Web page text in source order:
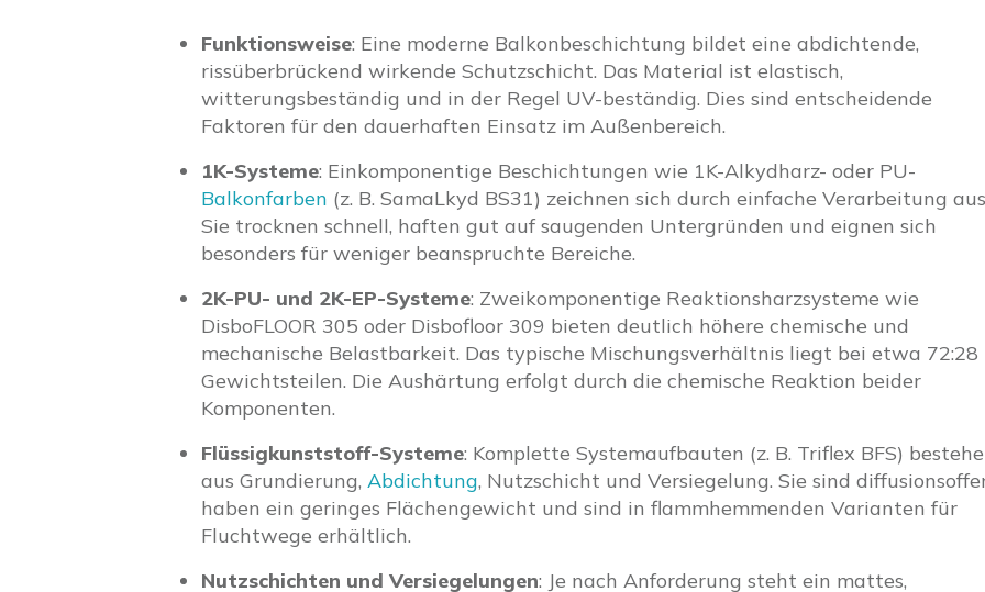
Funktionsweise: Eine moderne Balkonbeschichtung bildet eine abdichtende,
rissüberbrückend wirkende Schutzschicht. Das Material ist elastisch,
witterungsbeständig und in der Regel UV-beständig. Dies sind entscheidende
Faktoren für den dauerhaften Einsatz im Außenbereich.
1K-Systeme: Einkomponentige Beschichtungen wie 1K-Alkydharz- oder PU-
Balkonfarben (z. B. SamaLkyd BS31) zeichnen sich durch einfache Verarbeitung
Sie trocknen schnell, haften gut auf saugenden Untergründen und eignen sich
besonders für weniger beanspruchte Bereiche.
2K-PU- und 2K-EP-Systeme: Zweikomponentige Reaktionsharzsysteme wie
DisboFLOOR 305 oder Disbofloor 309 bieten deutlich höhere chemische und
mechanische Belastbarkeit. Das typische Mischungsverhältnis liegt bei etwa 72:28
Gewichtsteilen. Die Aushärtung erfolgt durch die chemische Reaktion beider
Komponenten.
Flüssigkunststoff-Systeme: Komplette Systemaufbauten (z. B. Triflex BFS)
aus Grundierung, Abdichtung, Nutzschicht und Versiegelung. Sie sind
haben ein geringes Flächengewicht und sind in flammhemmenden Varianten für
Fluchtwege erhältlich.
Nutzschichten und Versiegelungen: Je nach Anforderung steht ein mattes,